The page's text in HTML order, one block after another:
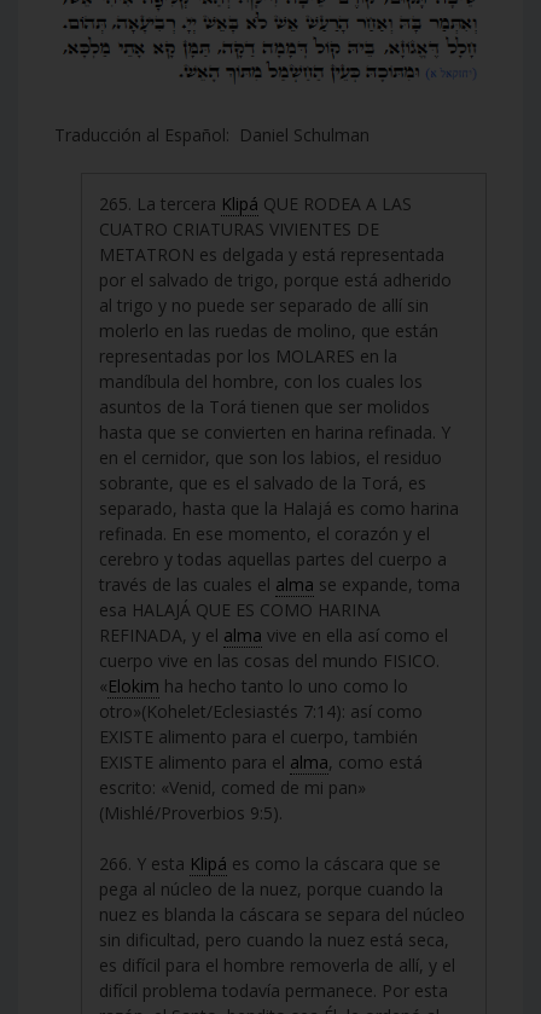
Traducción al Español: Daniel Schulman
265. La tercera Klipá QUE RODEA A LAS
CUATRO CRIATURAS VIVIENTES DE
METATRON es delgada y está representada
por el salvado de trigo, porque está adherido
al trigo y no puede ser separado de allí sin
molerlo en las ruedas de molino, que están
representadas por los MOLARES en la
mandíbula del hombre, con los cuales los
asuntos de la Torá tienen que ser molidos
hasta que se convierten en harina refinada. Y
en el cernidor, que son los labios, el residuo
sobrante, que es el salvado de la Torá, es
separado, hasta que la Halajá es como harina
refinada. En ese momento, el corazón y el
cerebro y todas aquellas partes del cuerpo a
través de las cuales el alma se expande, toma
esa HALAJÁ QUE ES COMO HARINA
REFINADA, y el alma vive en ella así como el
cuerpo vive en las cosas del mundo FISICO.
«Elokim ha hecho tanto lo uno como lo
otro»(Kohelet/Eclesiastés 7:14): así como
EXISTE alimento para el cuerpo, también
EXISTE alimento para el alma, como está
escrito: «Venid, comed de mi pan»
(Mishlé/Proverbios 9:5).
266. Y esta Klipá es como la cáscara que se
pega al núcleo de la nuez, porque cuando la
nuez es blanda la cáscara se separa del núcleo
sin dificultad, pero cuando la nuez está seca,
es difícil para el hombre removerla de allí, y el
difícil problema todavía permanece. Por esta